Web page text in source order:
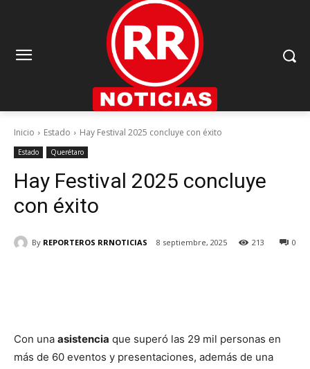
Inicio Estado Hay Festival 2025 concluye con éxito
Estado Querétaro
Hay Festival 2025 concluye
con éxito
By REPORTEROS RRNOTICIAS 8 septiembre, 2025 0
213
Con una asistencia que superó las 29 mil personas en
más de 60 eventos y presentaciones, además de una